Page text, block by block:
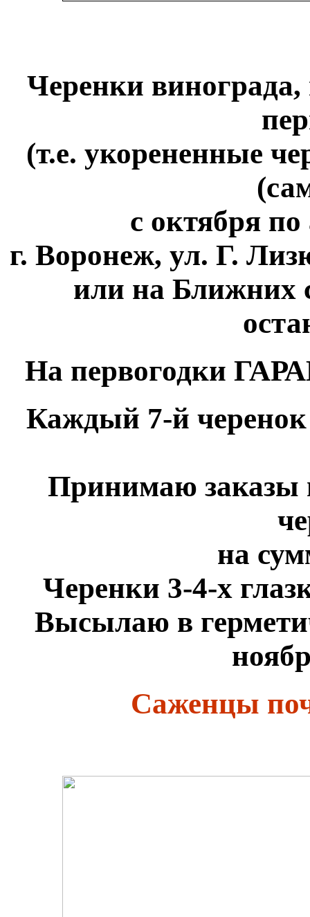
Черенки
(т.е. укорененные
с октября
г. Воронеж, ул. Г.
или на Ближних
На первогодки
Каждый 7-й
Принимаю заказы
на
Черенки 3-4-х
Высылаю в
Саженцы